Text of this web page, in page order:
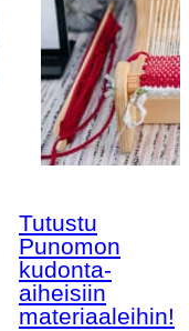
Tutustu
Punomon
kudonta-
aiheisiin
materiaaleihin!